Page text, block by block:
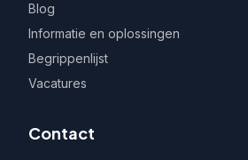
Blog
Informatie en oplossingen
Begrippenlijst
Vacatures
Contact